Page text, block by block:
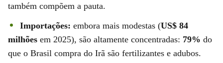
também compõem a pauta.
Importações: embora mais modestas (US$ 84
milhões em 2025), são altamente concentradas: 79% do
que o Brasil compra do Irã são fertilizantes e adubos.